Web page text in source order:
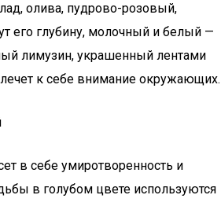
олива, пудрово-розовый,
его глубину, молочный и белый —
лимузин, украшенный лентами
к себе внимание окружающих.
в себе умиротворенность и
в голубом цвете используются